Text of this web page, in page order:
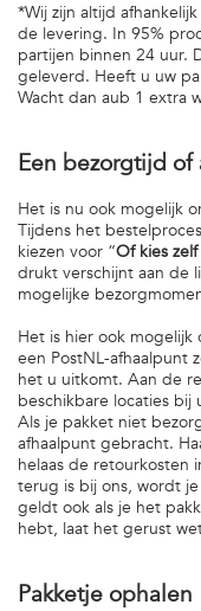
*Wij zijn altijd
de levering. In 95%
partijen binnen 24 uur.
geleverd. Heeft u uw
Wacht dan aub 1 extra
Een bezorgtijd of
Het is nu ook mogelijk
Tijdens het
kiezen voor “Of kies
drukt verschijnt aan de
mogelijke
Het is hier ook
een PostNL-afhaalpunt
het u uitkomt. Aan de
beschikbare locaties bij
Als je pakket niet
afhaalpunt gebracht.
helaas de retourkosten
terug is bij ons, wordt
geldt ook als je het
hebt, laat het gerust
Pakketje ophalen